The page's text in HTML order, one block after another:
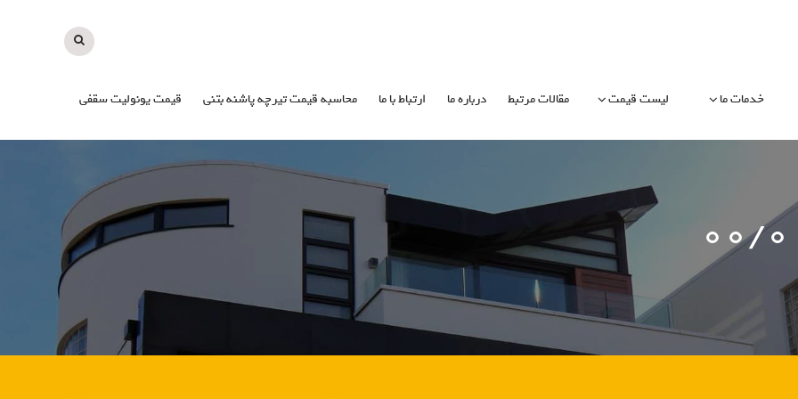
خدمات ما لیست قیمت مقالات مرتبط درباره ما ارتباط با ما محاسبه قیمت تیرچه پاشنه بتنی قیمت یونولیت سقفی